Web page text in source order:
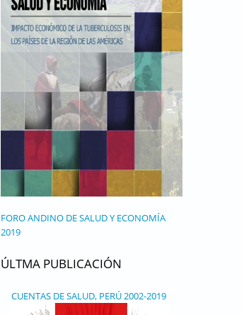
FORO ANDINO DE SALUD Y ECONOMÍA
2019
ÚLTMA PUBLICACIÓN
CUENTAS DE SALUD, PERÚ 2002-2019